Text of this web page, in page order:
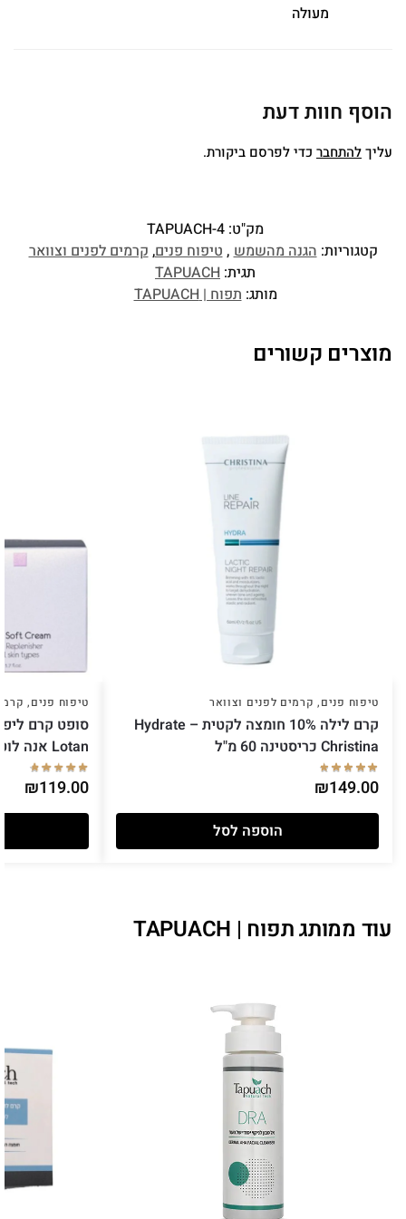
מעולה
הוסף חוות דעת
עליךלהתחבר כדי לפרסם ביקורת.
מק"ט: TAPUACH-4
קטגוריות:הגנה מהשמש ,טיפוח פנים,קרמים לפנים וצוואר
תגית: TAPUACH
מותג:תפוח | TAPUACH
מוצרים קשורים
טיפוח פנים, קרמים לפנים וצוואר
קרם לילה 10% חומצה לקטית Hydrate –
Christina כריסטינה 60 מ"ל
₪149.00
הוספה לסל
טיפוח פנים,
Lotan אנה לוטן
₪119.00
עוד ממותג תפוח | TAPUACH